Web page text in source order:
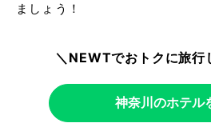
ましょう！
＼NEWTでおトクに旅
神奈川のホテル